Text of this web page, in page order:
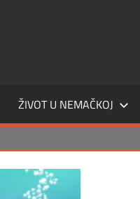
ŽIVOT U NEMAČKOJ